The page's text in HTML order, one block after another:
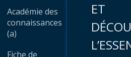
Académie des
connaissances
(a)
Fiche de
ET